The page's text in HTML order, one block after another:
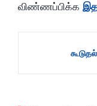
விண்ணப்பிக்க